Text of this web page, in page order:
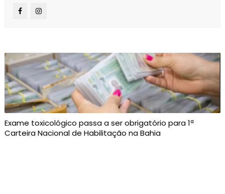
Exame toxicológico passa a ser obrigatório para 1ª
Carteira Nacional de Habilitação na Bahia